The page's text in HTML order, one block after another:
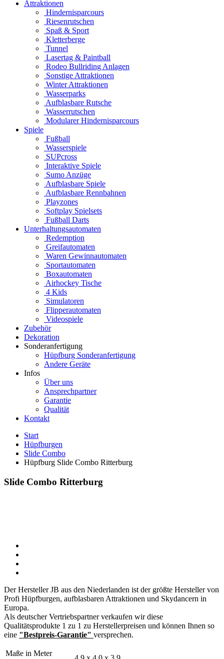
Attraktionen
Hindernisparcours
Riesenrutschen
Spaß & Sport
Kletterberge
Tunnel
Lasertag & Paintball
Rodeo Bullriding Anlagen
Sonstige Attraktionen
Winter Attraktionen
Wasserparks
Aufblasbare Rutsche
Wasserrutschen
Modularer Hindernisparcours
Spiele
Fußball
Wasserspiele
SUPcross
Interaktive Spiele
Sumo Anzüge
Aufblasbare Spiele
Aufblasbare Rennbahnen
Playzones
Softplay Spielsets
Fußball Darts
Unterhaltungsautomaten
Redemption
Greifautomaten
Waren Gewinnautomaten
Sportautomaten
Boxautomaten
Airhockey Tische
4 Kids
Simulatoren
Flipperautomaten
Videospiele
Zubehör
Dekoration
Sonderanfertigung
Hüpfburg Sonderanfertigung
Andere Geräte
Infos
Über uns
Ansprechpartner
Garantie
Qualität
Kontakt
Start
Hüpfburgen
Slide Combo
Hüpfburg Slide Combo Ritterburg
Slide Combo Ritterburg
Der Hersteller JB aus den Niederlanden ist der größte Hersteller von
Profi Hüpfburgen, aufblasbaren Attraktionen und Skydancern in
Europa.
Als deutscher Vertriebspartner verkaufen wir diese
Qualitätsprodukte 1 zu 1 zu Herstellerpreisen und können Ihnen so
eine "Bestpreis-Garantie" versprechen.
Maße in Meter